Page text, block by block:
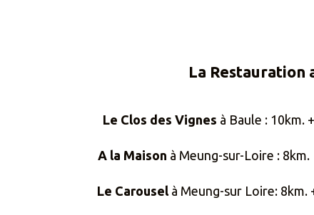
La Restauration
Le Clos des Vignes à Baule : 10km.
A la Maison à Meung-sur-Loire :
Le Carousel à Meung-sur Loire: 8km.